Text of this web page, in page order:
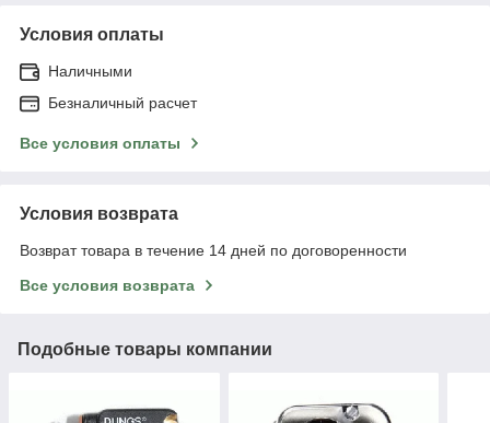
Условия оплаты
Наличными
Безналичный расчет
Все условия оплаты
Условия возврата
Возврат товара в течение 14 дней по договоренности
Все условия возврата
Подобные товары компании